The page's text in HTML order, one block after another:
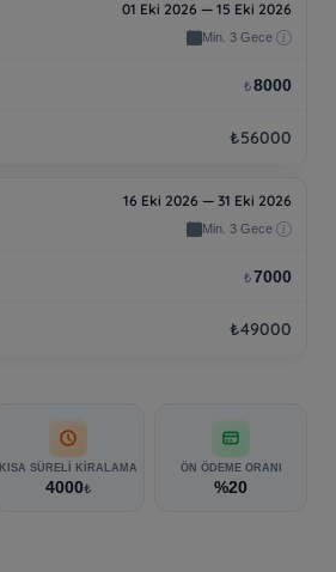
01 Eki 2026 — 15 Eki 2026
Min. 3 Gece
₺8000
₺56000
16 Eki 2026 — 31 Eki 2026
Min. 3 Gece
₺7000
₺49000
KISA SÜRELI KIRALAMA
4000₺
ÖN ÖDEME ORANI
%20